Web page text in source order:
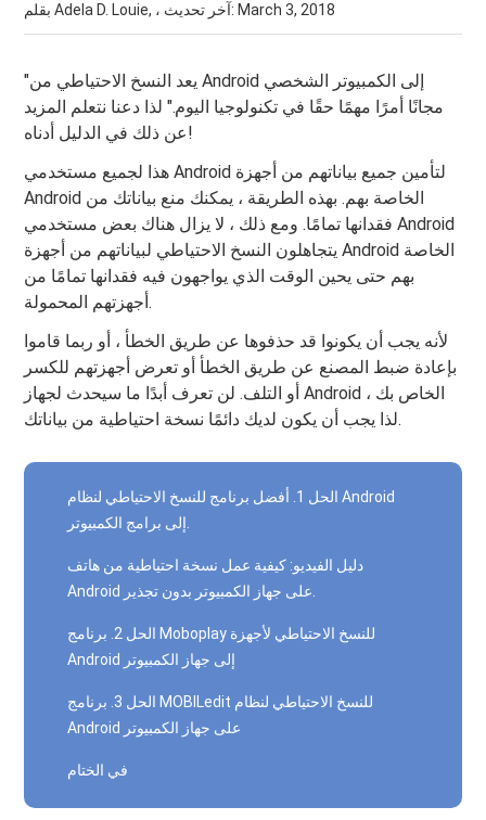
بقلم Adela D. Louie, ، آخر تحديث: March 3, 2018
"يعد النسخ الاحتياطي من Android إلى الكمبيوتر الشخصي
مجانًا أمرًا مهمًا حقًا في تكنولوجيا اليوم." لذا دعنا نتعلم المزيد
عن ذلك في الدليل أدناه!
هذا لجميع مستخدمي Android لتأمين جميع بياناتهم من أجهزة
Android الخاصة بهم. بهذه الطريقة ، يمكنك منع بياناتك من
فقدانها تمامًا. ومع ذلك ، لا يزال هناك بعض مستخدمي Android
يتجاهلون النسخ الاحتياطي لبياناتهم من أجهزة Android الخاصة
بهم حتى يحين الوقت الذي يواجهون فيه فقدانها تمامًا من
أجهزتهم المحمولة.
لأنه يجب أن يكونوا قد حذفوها عن طريق الخطأ ، أو ربما قاموا
بإعادة ضبط المصنع عن طريق الخطأ أو تعرض أجهزتهم للكسر
أو التلف. لن تعرف أبدًا ما سيحدث لجهاز Android الخاص بك ،
لذا يجب أن يكون لديك دائمًا نسخة احتياطية من بياناتك.
الحل 1. أفضل برنامج للنسخ الاحتياطي لنظام Android
دليل الفيديو: كيفية عمل نسخة احتياطية من هاتف
الحل 2. برنامج Moboplay للنسخ الاحتياطي لأجهزة
Android إلى جهاز الكمبيوتر
الحل 3. برنامج MOBILedit للنسخ الاحتياطي لنظام
Android على جهاز الكمبيوتر
في الختام